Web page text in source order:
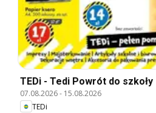
TEDi - Tedi Powrót do szkoły
07.08.2026- 15.08.2026
TEDi